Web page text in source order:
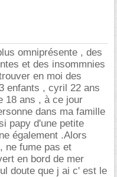
omniprésente , des
et des insommnies
en moi des
enfants , cyril 22 ans
18 ans , à ce jour
dans ma famille
papy d'une petite
également .Alors
ne fume pas et
en bord de mer
doute que j ai c' est le